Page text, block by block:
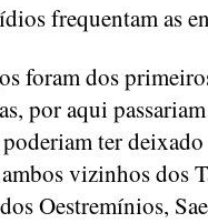
frequentam as
foram dos
por aqui
ter
vizinhos dos
Oestremínios,